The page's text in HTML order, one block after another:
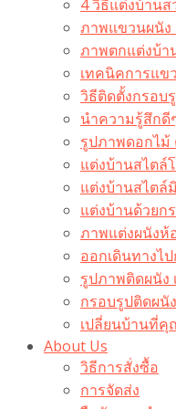
4 วิธีแต่งบ้าน
ภาพแขวนผนัง
ภาพตกแต่งบ้า
เทคนิคการแข
วิธีติดตั้งกรอบ
นำความรู้สึกดี
รูปภาพดอกไม้
แต่งบ้านสไตล์
แต่งบ้านสไตล์
แต่งบ้านด้วยก
ภาพแต่งผนังห้
ออกเดินทางไ
รูปภาพติดผนั
กรอบรูปติดผนั
เปลี่ยนบ้านที่
About Us
วิธีการสั่งซื้อ
การจัดส่ง